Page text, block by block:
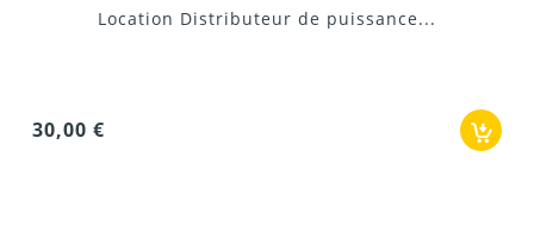
Distributeur de puissance...